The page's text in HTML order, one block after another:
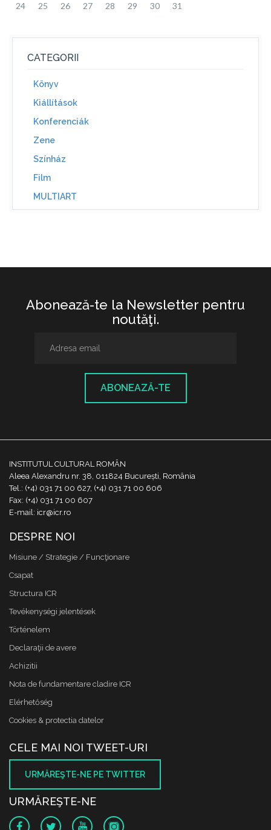
24 25 26 27 28 29 30 31
CATEGORII
Könyv
Kiállítások
Konferenciák
Zene
Színház
Film
MULTIART
Abonează-te la Newsletter pentru
noutăţi.
ABONEAZĂ-TE
INSTITUTUL CULTURAL ROMÂN
Aleea Alexandru nr. 38, 011824 București, România
Tel.: (+4) 031 71 00 627, (+4) 031 71 00 606
Fax: (+4) 031 71 00 607
E-mail: icr@icr.ro
DESPRE NOI
Misiune / Strategie / Funcţionare
Csapat
Structura ICR
Tevékenységi jelentések
Történelem
Declaraţii de avere
Achizitii
Nota de fundamentare cladire ICR
Elérhetőség
Cookies & protectia datelor
CELE MAI NOI TWEET-URI
URMĂREŞTE-NE PE TWITTER
URMĂREŞTE-NE